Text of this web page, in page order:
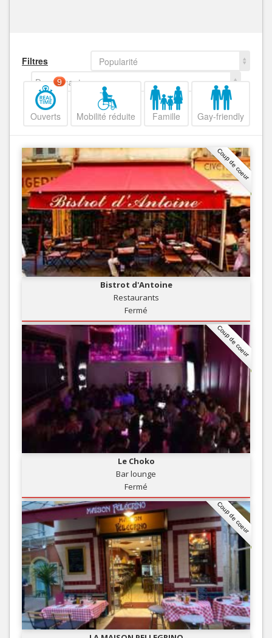
Filtres
Popularité
Decroissant
Ouverts
9
Mobilité réduite Famille Gay-friendly
Coup de coeur
Bistrot d'Antoine
Restaurants
Fermé
Coup de coeur
Le Choko
Bar lounge
Fermé
Coup de coeur